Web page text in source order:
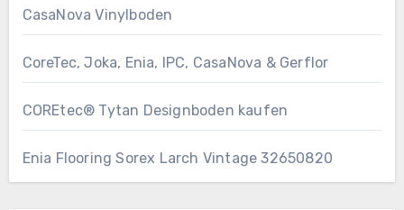
CasaNova Vinylboden
CoreTec, Joka, Enia, IPC, CasaNova & Gerflor
COREtec® Tytan Designboden kaufen
Enia Flooring Sorex ​Larch Vintage 32650820